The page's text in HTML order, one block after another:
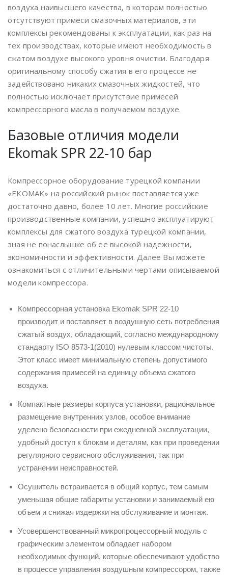
воздуха наивысшего качества, в котором полностью
отсутствуют примеси смазочных материалов, эти
комплексы рекомендованы к эксплуатации, как раз на
тех производствах, которые имеют необходимость в
сжатом воздухе высокого уровня очистки. Благодаря
оригинальному способу сжатия в его процессе не
задействовано никаких смазочных жидкостей, что
полностью исключает присутствие примесей
компрессорного масла в получаемом воздухе.
Базовые отличия модели
Ekomak SPR 22-10 бар
Компрессорное оборудование турецкой компании
«EKOMAK» на российский рынок поставляется уже
достаточно давно, более 10 лет. Многие российские
производственные компании, успешно эксплуатируют
комплексы для сжатого воздуха турецкой компании,
зная не понаслышке об ее высокой надежности,
экономичности и эффективности. Далее Вы можете
ознакомиться с отличительными чертами описываемой
модели компрессора.
Компрессорная установка Ekomak SPR 22-10
производит и поставляет в воздушную сеть потребления
сжатый воздух, обладающий, согласно международному
стандарту ISO 8573-1(2010) нулевым классом чистоты.
Этот класс имеет минимальную степень допустимого
содержания примесей на единицу объема сжатого
воздуха.
Компактные размеры корпуса установки, рациональное
размещение внутренних узлов, особое внимание
уделено безопасности при ежедневной эксплуатации,
удобный доступ к блокам и деталям, как при проведении
регулярного сервисного обслуживания, так при
устранении неисправностей.
Осушитель встраивается в общий корпус, тем самым
уменьшая общие габариты установки и занимаемый ею
объем и снижая издержки на обслуживание и монтаж.
Усовершенствованный микропроцессорный модуль с
графическим элементом обладает набором
необходимых функций, которые обеспечивают удобство
в процессе управления воздушным компрессором, также